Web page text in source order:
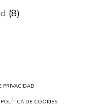
(8)
PRIVACIDAD
POLÍTICA DE COOKIES